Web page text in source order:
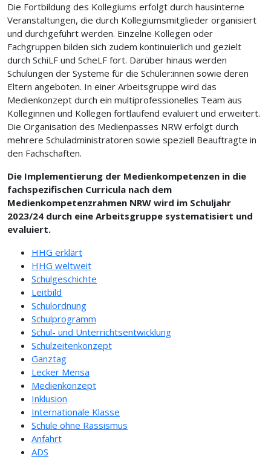
Die Fortbildung des Kollegiums erfolgt durch hausinterne
Veranstaltungen, die durch Kollegiumsmitglieder organisiert
und durchgeführt werden. Einzelne Kollegen oder
Fachgruppen bilden sich zudem kontinuierlich und gezielt
durch SchiLF und ScheLF fort. Darüber hinaus werden
Schulungen der Systeme für die Schüler:innen sowie deren
Eltern angeboten. In einer Arbeitsgruppe wird das
Medienkonzept durch ein multiprofessionelles Team aus
Kolleginnen und Kollegen fortlaufend evaluiert und erweitert.
Die Organisation des Medienpasses NRW erfolgt durch
mehrere Schuladministratoren sowie speziell Beauftragte in
den Fachschaften.
Die Implementierung der Medienkompetenzen in die
fachspezifischen Curricula nach dem
Medienkompetenzrahmen NRW wird im Schuljahr
2023/24 durch eine Arbeitsgruppe systematisiert und
evaluiert.
HHG erklärt
HHG weltweit
Schulgeschichte
Leitbild
Schulordnung
Schulprogramm
Schul- und Unterrichtsentwicklung
Schulzeitenkonzept
Ganztag
Lecker Mensa
Medienkonzept
Inklusion
Internationale Klasse
Schule ohne Rassismus
Anfahrt
ADS